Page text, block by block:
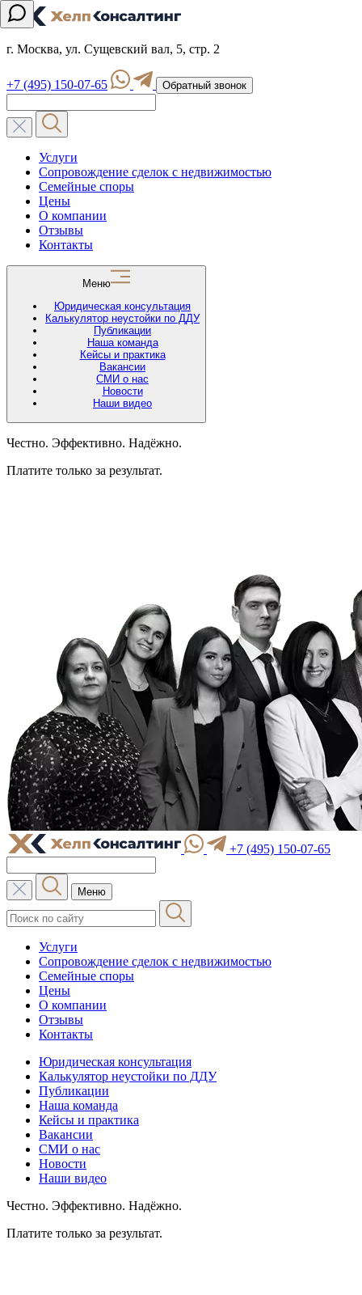
г. Москва, ул. Сущевский вал, 5, стр. 2
+7 (495) 150-07-65 Обратный звонок
Услуги
Сопровождение сделок с недвижимостью
Семейные споры
Цены
О компании
Отзывы
Контакты
Меню
Юридическая консультация
Калькулятор неустойки по ДДУ
Публикации
Наша команда
Кейсы и практика
Вакансии
СМИ о нас
Новости
Наши видео
Честно. Эффективно. Надёжно.
Платите только за результат.
+7 (495) 150-07-65
Меню
Услуги
Сопровождение сделок с недвижимостью
Семейные споры
Цены
О компании
Отзывы
Контакты
Юридическая консультация
Калькулятор неустойки по ДДУ
Публикации
Наша команда
Кейсы и практика
Вакансии
СМИ о нас
Новости
Наши видео
Честно. Эффективно. Надёжно.
Платите только за результат.